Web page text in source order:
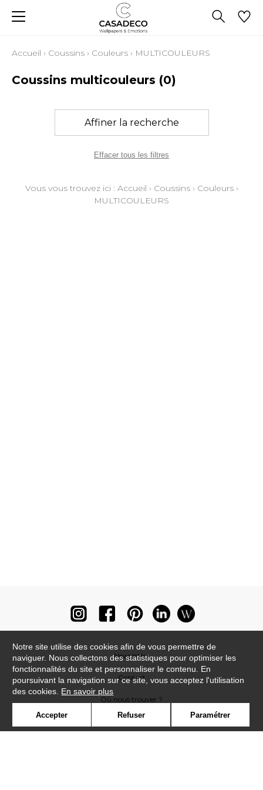
Accueil › Coussins › Couleurs › MULTICOULEURS
Coussins multicouleurs (0)
Affiner la recherche
Effacer tous les filtres
Vous vous trouvez ici : Accueil › Coussins› Couleurs›
MULTICOULEURS
Newsletter
Contact
Où nous trouver ?
Notre site utilise des cookies afin de vous permettre de
naviguer. Nous collectons des statistiques pour optimiser les
fonctionnalités du site et personnaliser le contenu. En
poursuivant la navigation sur ce site, vous acceptez l'utilisation
des cookies. En savoir plus
Accepter Refuser Paramétrer